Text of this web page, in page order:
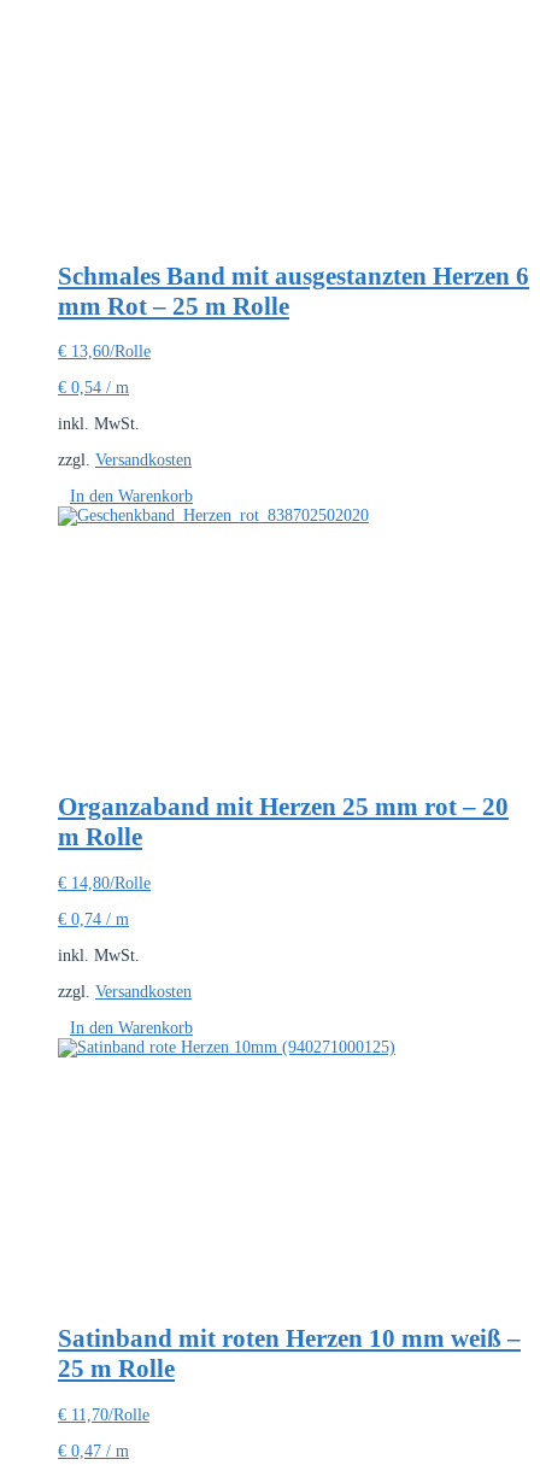
Schmales Band mit ausgestanzten Herzen 6
mm Rot – 25 m Rolle
€ 13,60/Rolle
€ 0,54 / m
inkl. MwSt.
zzgl. Versandkosten
In den Warenkorb
Organzaband mit Herzen 25 mm rot – 20
m Rolle
€ 14,80/Rolle
€ 0,74 / m
inkl. MwSt.
zzgl. Versandkosten
In den Warenkorb
Satinband mit roten Herzen 10 mm weiß –
25 m Rolle
€ 11,70/Rolle
€ 0,47 / m